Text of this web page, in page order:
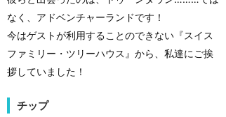
なく、アドベンチャーランドです！
今はゲストが利用することのできない『スイス
ファミリー・ツリーハウス』から、私達にご挨
拶していました！
チップ